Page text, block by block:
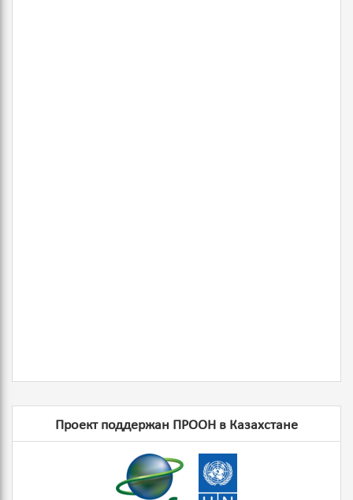
Проект поддержан ПРООН в Казахстане